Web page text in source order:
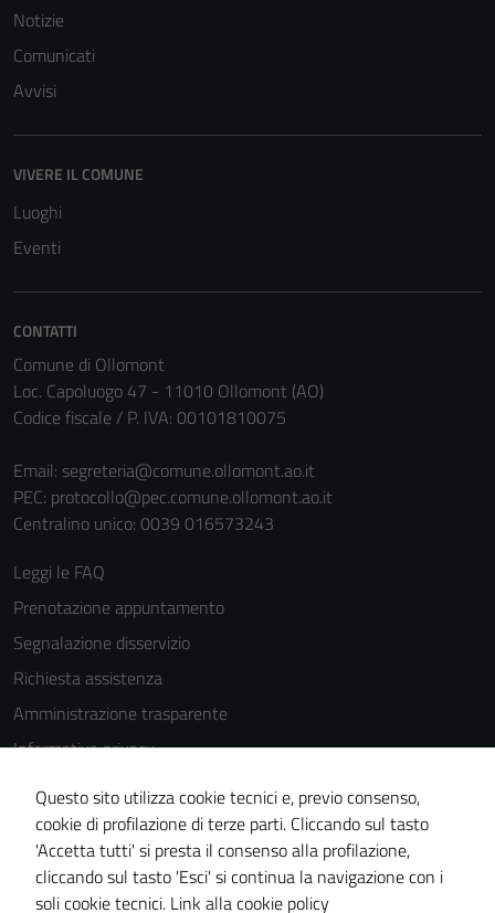
Notizie
Comunicati
Avvisi
VIVERE IL COMUNE
Luoghi
Eventi
CONTATTI
Comune di Ollomont
Loc. Capoluogo 47 - 11010 Ollomont (AO)
Codice fiscale / P. IVA: 00101810075
Email: segreteria@comune.ollomont.ao.it
PEC: protocollo@pec.comune.ollomont.ao.it
Centralino unico: 0039 016573243
Leggi le FAQ
Prenotazione appuntamento
Segnalazione disservizio
Richiesta assistenza
Amministrazione trasparente
Informativa privacy
Note legali
Dichiarazione di accessibilità
Piano di miglioramento del sito
Questo sito utilizza cookie tecnici e, previo consenso,
cookie di profilazione di terze parti. Cliccando sul tasto
'Accetta tutti' si presta il consenso alla profilazione,
cliccando sul tasto 'Esci' si continua la navigazione con i
soli cookie tecnici. Link alla cookie policy
personali.